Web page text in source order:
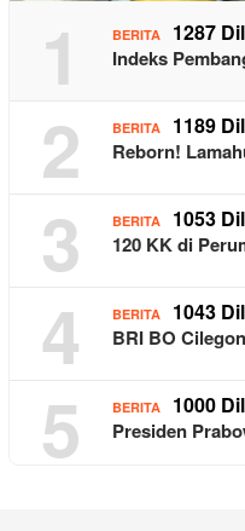
1 BERITA 1287
Indeks
2 BERITA 1189
Reborn!
3 BERITA 1053
120 KK di
4 BERITA 1043
BRI BO
5 BERITA 1000
Presiden